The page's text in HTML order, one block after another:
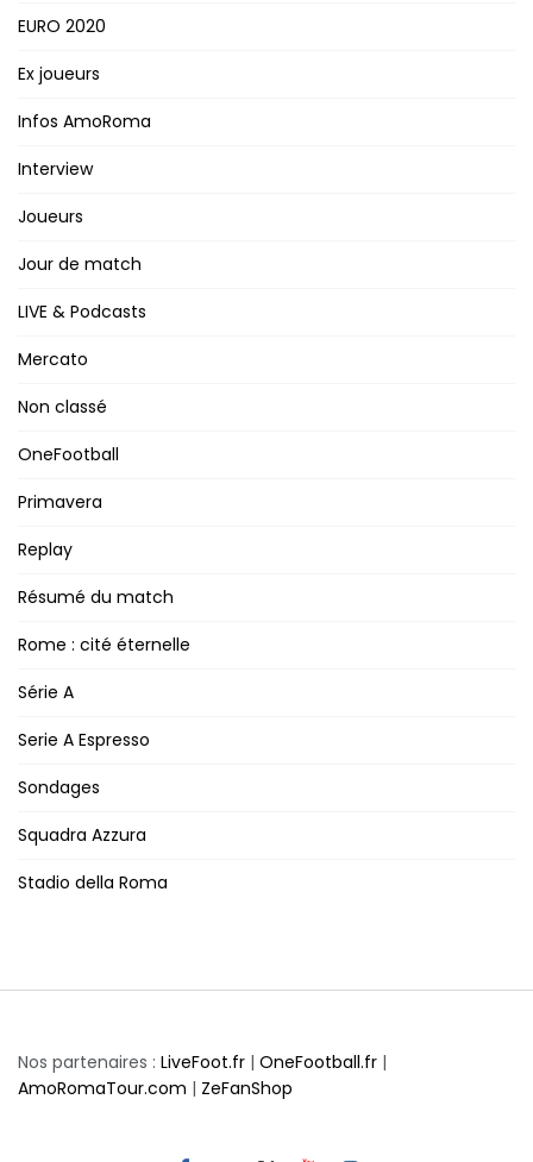
EURO 2020
Ex joueurs
Infos AmoRoma
Interview
Joueurs
Jour de match
LIVE & Podcasts
Mercato
Non classé
OneFootball
Primavera
Replay
Résumé du match
Rome : cité éternelle
Série A
Serie A Espresso
Sondages
Squadra Azzura
Stadio della Roma
Nos partenaires : LiveFoot.fr | OneFootball.fr |
AmoRomaTour.com | ZeFanShop